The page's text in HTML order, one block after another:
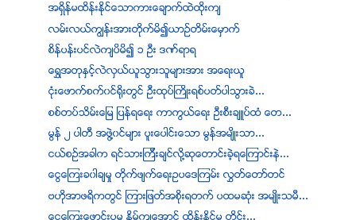
အရွိန္မထိန္းႏိုင္ေသာကားေခ်ာက္ထဲထိုးက်
လမ္းလယ္ကၽြန္းအားတိုက္မိ၍ယာဥ္တိမ္းေမွာက္
စိန္ပန္းပင္လဲက်ပိမိ၍ ၁ ဦး ဒဏ္ရာရ
ေရႊအတုႏွင့္လဲလွယ္ယူသြားသူမ်ားအား အေရးယူ
ငံုးေဖာက္စက္၀င္ရိုးတြင္ ဦးထုပ္ႀကိဳးရစ္ပတ္ပါသြားခဲ...
စစ္တပ္သိမ္းေျမ ျပန္ရေရး ကာကြယ္ေရး ဦးစီးခ်ဴပ္ထံ ေတ...
မြန္ ၂ ပါတီ အဖြဲ႔၀င္မ်ား ပူးေပါင္းေသာ မြန္အမ်ိဳးသာ...
ငယ္စဥ္အခါက ရင္သားၾကီးခ်င္လို႔ဆုေတာင္းခဲ့ရေၾကာင္းနဲ...
ေငြေၾကးခ၀ါခ်မႈ တိုက္ဖ်က္ေရးဥပေဒၾကမ္း လႊတ္ေတာ္တင္
ဗဟိုအာဖရိကတြင္ ၾကားျဖတ္အစိုးရတက္ ပထမဆုံး အမ်ဳိးသမီ...